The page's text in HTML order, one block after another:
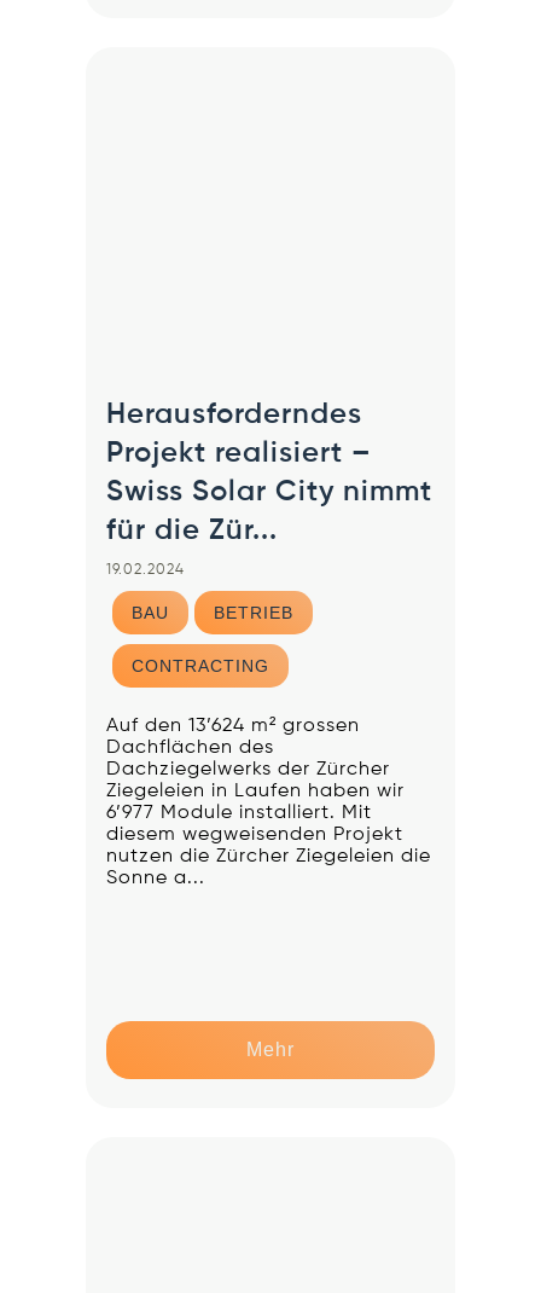
Herausforderndes
Projekt realisiert –
Swiss Solar City nimmt
für die Zür...
19.02.2024
BAU BETRIEB
CONTRACTING
Auf den 13’624 m² grossen
Dachflächen des
Dachziegelwerks der Zürcher
Ziegeleien in Laufen haben wir
6’977 Module installiert. Mit
diesem wegweisenden Projekt
nutzen die Zürcher Ziegeleien die
Sonne a...
Mehr